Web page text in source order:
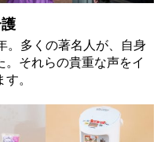
。多くの著名人が、自身
それらの貴重な声をイ
。